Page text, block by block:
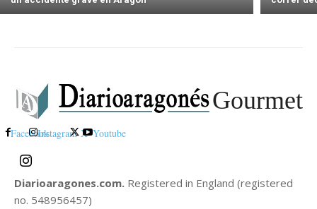
Gourmet
FacebookInstagram X Youtube
Diarioaragones.com. Registered in England (registered
no. 548956457)